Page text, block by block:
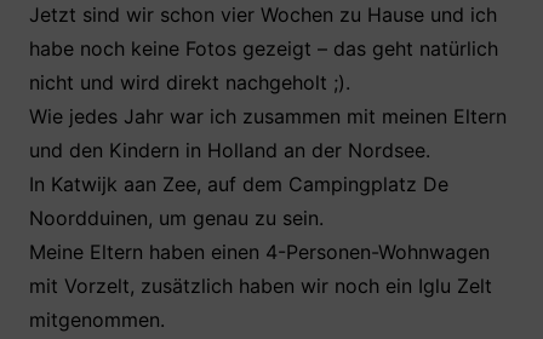
c
e
b
o
o
k
itt
er
at
s
A
p
p
er
e
st
le
n
Jetzt sind wir schon vier Wochen zu Hause und ich
habe noch keine Fotos gezeigt – das geht natürlich
nicht und wird direkt nachgeholt ;).
Wie jedes Jahr war ich zusammen mit meinen Eltern
und den Kindern in Holland an der Nordsee.
In Katwijk aan Zee, auf dem Campingplatz De
Noordduinen, um genau zu sein.
Meine Eltern haben einen 4-Personen-Wohnwagen
mit Vorzelt, zusätzlich haben wir noch ein Iglu Zelt
mitgenommen.